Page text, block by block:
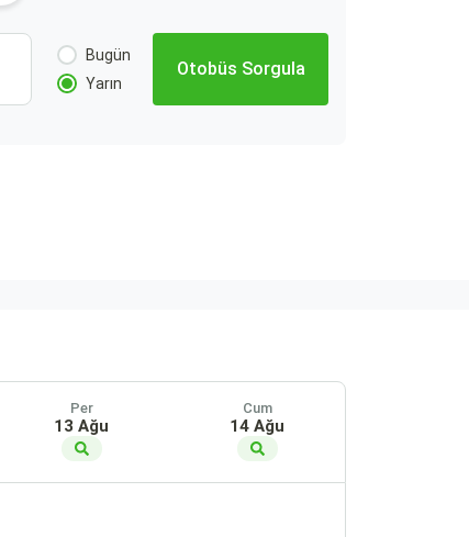
Bugün
Yarın
Otobüs Sorgula
Per
13 Ağu
Cum
14 Ağu